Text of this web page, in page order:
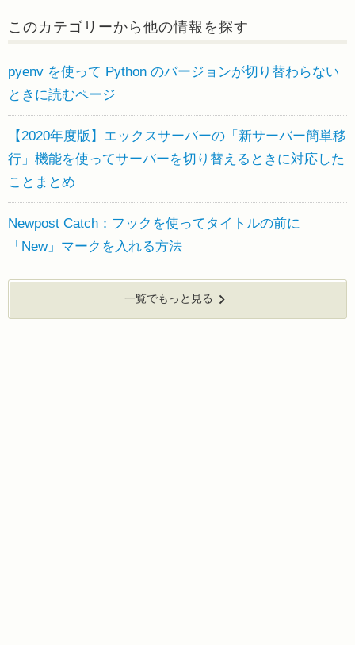
このカテゴリーから他の情報を探す
pyenv を使って Python のバージョンが切り替わらない
ときに読むページ
【2020年度版】エックスサーバーの「新サーバー簡単移
行」機能を使ってサーバーを切り替えるときに対応した
ことまとめ
Newpost Catch：フックを使ってタイトルの前に
「New」マークを入れる方法
一覧でもっと見る